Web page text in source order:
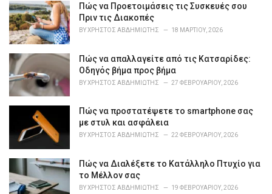
o
r
i
e
:
Πώς να Προετοιμάσεις τις Συσκευές σου
Πριν τις Διακοπές
BYΧΡΉΣΤΟΣ ΑΒΔΗΜΙΏΤΗΣ 18 ΜΑΡΤΊΟΥ, 2026
Πώς να απαλλαγείτε από τις Κατσαρίδες:
Οδηγός βήμα προς βήμα
BYΧΡΉΣΤΟΣ ΑΒΔΗΜΙΏΤΗΣ 27 ΦΕΒΡΟΥΑΡΊΟΥ, 2026
Πώς να προστατέψετε το smartphone σας
με στυλ και ασφάλεια
BYΧΡΉΣΤΟΣ ΑΒΔΗΜΙΏΤΗΣ 22 ΦΕΒΡΟΥΑΡΊΟΥ, 2026
Πώς να Διαλέξετε το Κατάλληλο Πτυχίο για
το Μέλλον σας
BYΧΡΉΣΤΟΣ ΑΒΔΗΜΙΏΤΗΣ 19 ΦΕΒΡΟΥΑΡΊΟΥ, 2026